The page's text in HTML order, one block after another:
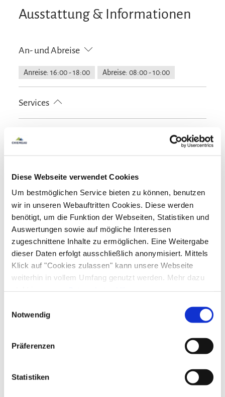
Diese Webseite verwendet Cookies
Um bestmöglichen Service bieten zu können, benutzen
wir in unseren Webauftritten Cookies. Diese werden
benötigt, um die Funktion der Webseiten, Statistiken und
Auswertungen sowie auf mögliche Interessen
zugeschnittene Inhalte zu ermöglichen. Eine Weitergabe
dieser Daten erfolgt ausschließlich anonymisiert. Mittels
Klick auf "Cookies zulassen" kann unsere Webseite
weiterhin in vollem Umfang genutzt werden. Mehr dazu
steht in unserer Datenschutzerklärung.
gelistet.
Notwendig
Präferenzen
Statistiken
Ausstattung & Informationen
An- und Abreise
Anreise: 16:00 - 18:00 Abreise: 08:00 - 10:00
Services
Zeitungen
Zahlungsoptionen vor Ort
Ausschließlich Barzahlung
Angeln Bogenschießen
Fahrradtouren
Golfplatz (Entfernung max. 3 km)
Langlaufen
Minigolf
Radfahren Skifahren
Tennisplatz
Tischtennis
Ausstattung
Spielplatz
Familienangebote
Kinderspielplatz Schlittenverleih
Frühstück
Richtlinien
Kinder willkommen
Grillmöglichkeit
Deutsch